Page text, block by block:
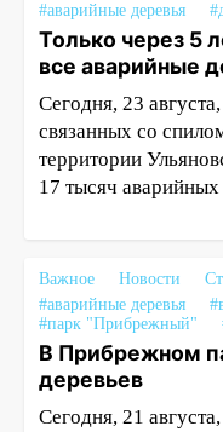
#аварийные деревья
Только через 5
все аварийные
Сегодня, 23
связанных со
территории
17 тысяч аварийных
Важное Новости
#аварийные деревья
#парк "Прибрежный"
В Прибрежном
деревьев
Сегодня, 21